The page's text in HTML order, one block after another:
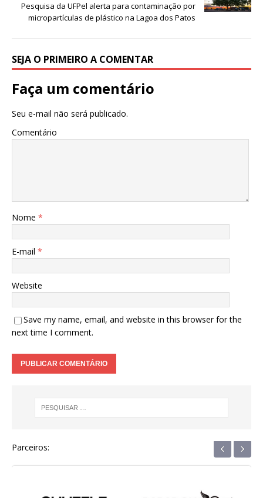
Pesquisa da UFPel alerta para contaminação por
micropartículas de plástico na Lagoa dos Patos
SEJA O PRIMEIRO A COMENTAR
Faça um comentário
Seu e-mail não será publicado.
Comentário
Nome *
E-mail *
Website
Save my name, email, and website in this browser for the
next time I comment.
Parceiros: ‹ ›